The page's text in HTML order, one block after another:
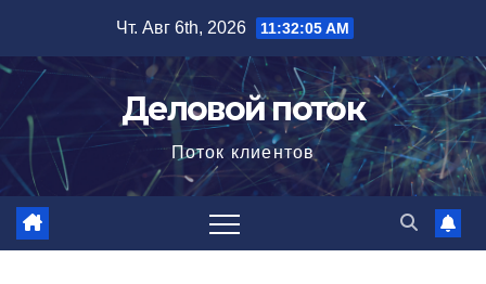
содержимому
Чт. Авг 6th, 2026 11:32:07 AM
Деловой поток
Поток клиентов